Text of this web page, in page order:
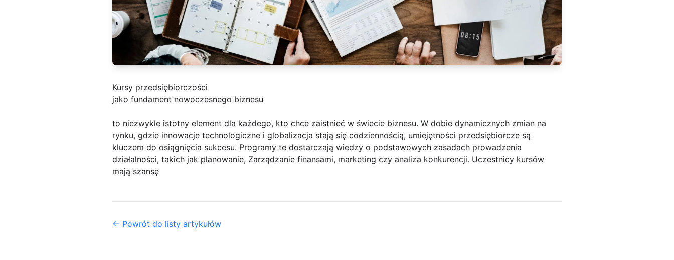
Kursy przedsiębiorczości
jako fundament nowoczesnego biznesu
to niezwykle istotny element dla każdego, kto chce zaistnieć w świecie biznesu. W dobie dynamicznych zmian na
rynku, gdzie innowacje technologiczne i globalizacja stają się codziennością, umiejętności przedsiębiorcze są
kluczem do osiągnięcia sukcesu. Programy te dostarczają wiedzy o podstawowych zasadach prowadzenia
działalności, takich jak planowanie, Zarządzanie finansami, marketing czy analiza konkurencji. Uczestnicy kursów
mają szansę
← Powrót do listy artykułów